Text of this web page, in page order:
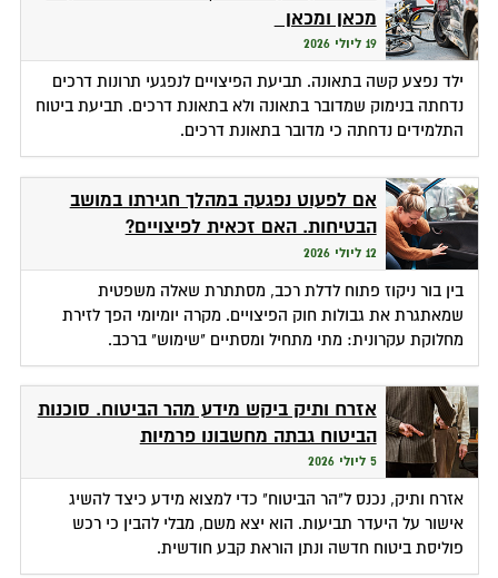
מכאן ומכאן
19 ליולי 2026
ילד נפצע קשה בתאונה. תביעת הפיצויים לנפגעי תרונות דרכים
נדחתה בנימוק שמדובר בתאונה ולא בתאונת דרכים. תביעת ביטוח
התלמידים נדחתה כי מדובר בתאונת דרכים.
אם לפעוט נפגעה במהלך חגירתו במושב
הבטיחות. האם זכאית לפיצויים?
12 ליולי 2026
בין בור ניקוז פתוח לדלת רכב, מסתתרת שאלה משפטית
שמאתגרת את גבולות חוק הפיצויים. מקרה יומיומי הפך לזירת
מחלוקת עקרונית: מתי מתחיל ומסתיים "שימוש" ברכב.
אזרח ותיק ביקש מידע מהר הביטוח. סוכנות
הביטוח גבתה מחשבונו פרמיות
5 ליולי 2026
אזרח ותיק, נכנס ל"הר הביטוח" כדי למצוא מידע כיצד להשיג
אישור על היעדר תביעות. הוא יצא משם, מבלי להבין כי רכש
פוליסת ביטוח חדשה ונתן הוראת קבע חודשית.